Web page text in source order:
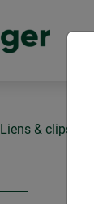
Liens & clips